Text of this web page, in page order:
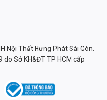
Nội Thất Hưng Phát Sài Gòn.
Sở KH&ĐT TP HCM cấp